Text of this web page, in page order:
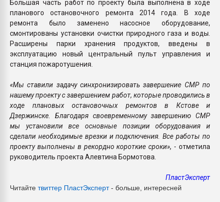
Большая часть работ по проекту была выполнена в ходе
планового остановочного ремонта 2014 года. В ходе
ремонта было заменено насосное оборудование,
смонтированы установки очистки природного газа и воды.
Расширены парки хранения продуктов, введены в
эксплуатацию новый центральный пульт управления и
станция пожаротушения.
«Мы ставили задачу синхронизировать завершение СМР по
нашему проекту с завершением работ, которые проводились в
ходе плановых остановочных ремонтов в Кстове и
Дзержинске. Благодаря своевременному завершению СМР
мы установили все основные позиции оборудования и
сделали необходимые врезки и подключения. Все работы по
проекту выполнены в рекордно короткие сроки», - отметила
руководитель проекта Алевтина Бормотова.
ПластЭксперт
Читайте твиттер ПластЭксперт- больше, интересней